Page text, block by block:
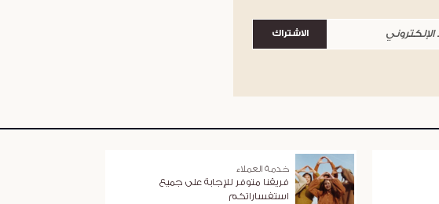
الاشتراك
خدمة العملاء
فريقنا متوفر للإجابة على جميع
استفساراتكم